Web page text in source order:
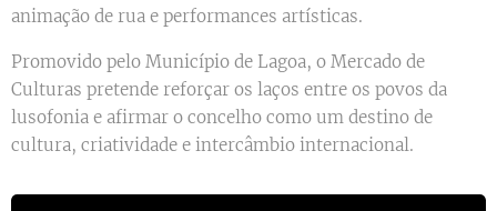
animação de rua e performances artísticas.
Promovido pelo Município de Lagoa, o Mercado de
Culturas pretende reforçar os laços entre os povos da
lusofonia e afirmar o concelho como um destino de
cultura, criatividade e intercâmbio internacional.